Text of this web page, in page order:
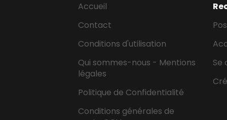
Accueil
Contact
Conditions d'utilisation
Qui sommes-nous - Mentions
légales
Politique de Confidentialité
Conditions générales de
Se